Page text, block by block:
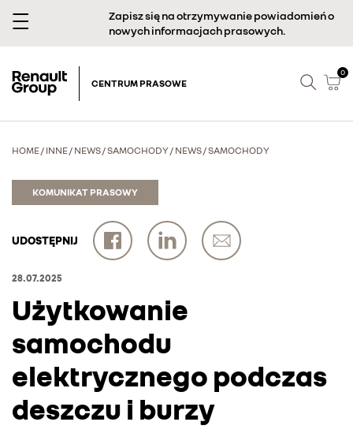
Zapisz się na otrzymywanie powiadomień o
nowych informacjach prasowych.
CENTRUM PRASOWE
0
HOME/ INNE/ NEWS/SAMOCHODY/ NEWS/SAMOCHODY
KOMUNIKAT PRASOWY
UDOSTĘPNIJ
28.07.2025
Użytkowanie
samochodu
elektrycznego podczas
deszczu i burzy